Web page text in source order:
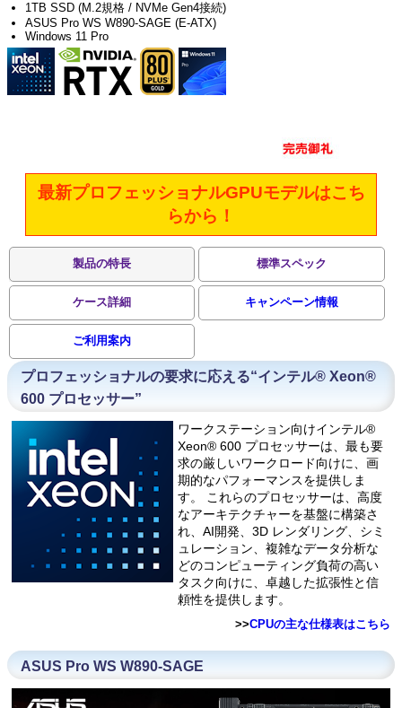
1TB SSD (M.2規格 / NVMe Gen4接続)
ASUS Pro WS W890-SAGE (E-ATX)
Windows 11 Pro
最新プロフェッショナルGPUモデルはこち
らから！
製品の特長 標準スペック
ケース詳細 キャンペーン情報
ご利用案内
プロフェッショナルの要求に応える“インテル® Xeon®
600 プロセッサー”
ワークステーション向けインテル®
Xeon® 600 プロセッサーは、最も要
求の厳しいワークロード向けに、画
期的なパフォーマンスを提供しま
す。 これらのプロセッサーは、高度
なアーキテクチャーを基盤に構築さ
れ、AI開発、3D レンダリング、シミ
ュレーション、複雑なデータ分析な
どのコンピューティング負荷の高い
タスク向けに、卓越した拡張性と信
頼性を提供します。
>>CPUの主な仕様表はこちら
ASUS Pro WS W890-SAGE